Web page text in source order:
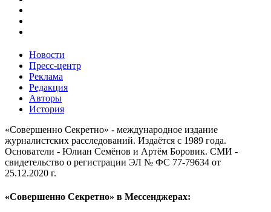
Новости
Пресс-центр
Реклама
Редакция
Авторы
История
«Совершенно Секретно» - международное издание
журналистских расследований. Издаётся с 1989 года.
Основатели - Юлиан Семёнов и Артём Боровик. CМИ -
свидетельство о регистрации ЭЛ № ФС 77-79634 от
25.12.2020 г.
«Совершенно Секретно» в Мессенджерах: